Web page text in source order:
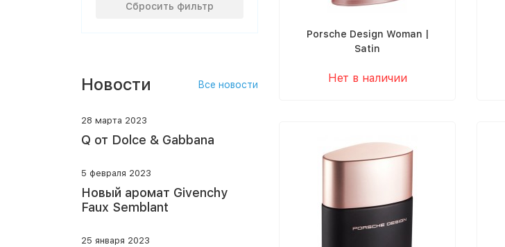
Porsche Design Woman |
Satin
Нет в наличии
Сбросить фильтр
Новости Все новости
28 марта 2023
Q от Dolce & Gabbana
5 февраля 2023
Новый аромат Givenchy
Faux Semblant
25 января 2023